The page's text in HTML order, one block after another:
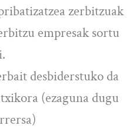
zerbitzuak
empresak sortu
desbiderstuko da
(ezaguna dugu